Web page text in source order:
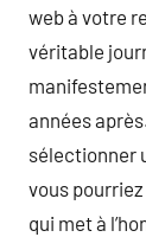
web à votre
véritable
années
sélectionner
vous
qui met à